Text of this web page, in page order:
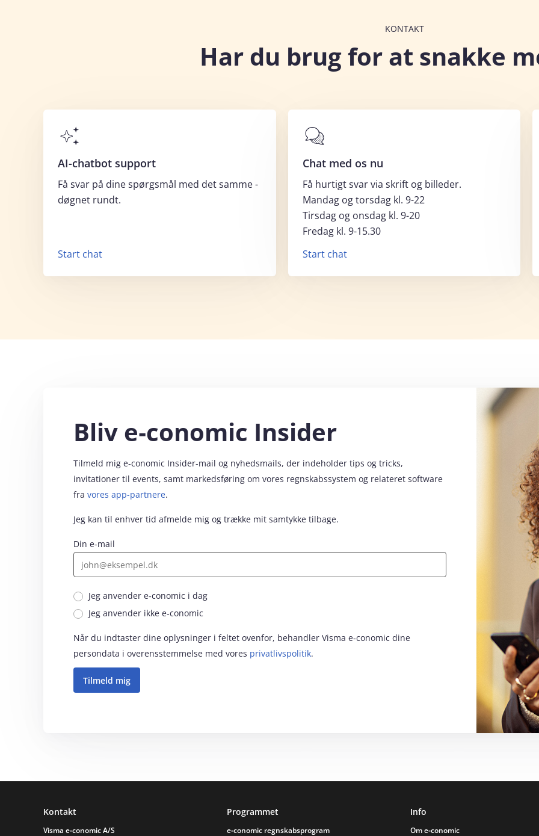
KONTAKT
Har du brug for at snakke
AI-chatbot support
Få svar på dine spørgsmål med det samme -
døgnet rundt.
Start chat
Chat med os nu
Få hurtigt svar via skrift og billeder.
Mandag og torsdag kl. 9-22
Tirsdag og onsdag kl. 9-20
Fredag kl. 9-15.30
Start chat
Bliv e‑conomic Insider
Tilmeld mig e‑conomic Insider-mail og nyhedsmails, der indeholder tips og tricks,
invitationer til events, samt markedsføring om vores regnskabssystem og relateret software
fra vores app-partnere.
Jeg kan til enhver tid afmelde mig og trække mit samtykke tilbage.
Din e-mail
Jeg anvender e‑conomic i dag
Jeg anvender ikke e‑conomic
Når du indtaster dine oplysninger i feltet ovenfor, behandler Visma e‑conomic dine
persondata i overensstemmelse med vores privatlivspolitik.
Sidefod
Kontakt
Visma e‑conomic A/S
Programmet
e‑conomic regnskabsprogram
Info
Om e‑conomic